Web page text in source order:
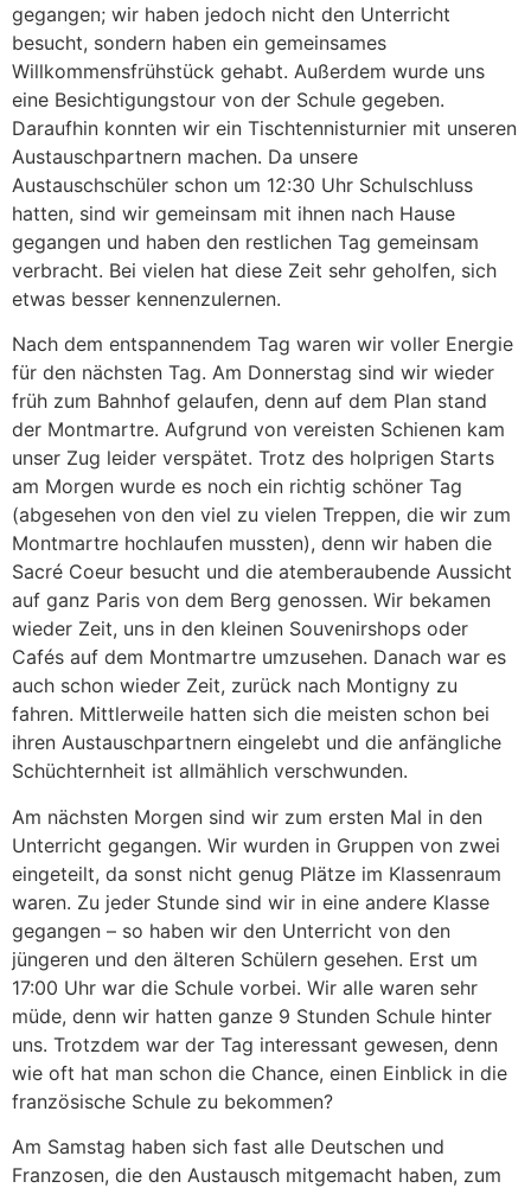
gegangen; wir haben jedoch nicht den Unterricht
besucht, sondern haben ein gemeinsames
Willkommensfrühstück gehabt. Außerdem wurde uns
eine Besichtigungstour von der Schule gegeben.
Daraufhin konnten wir ein Tischtennisturnier mit unseren
Austauschpartnern machen. Da unsere
Austauschschüler schon um 12:30 Uhr Schulschluss
hatten, sind wir gemeinsam mit ihnen nach Hause
gegangen und haben den restlichen Tag gemeinsam
verbracht. Bei vielen hat diese Zeit sehr geholfen, sich
etwas besser kennenzulernen.
Nach dem entspannendem Tag waren wir voller Energie
für den nächsten Tag. Am Donnerstag sind wir wieder
früh zum Bahnhof gelaufen, denn auf dem Plan stand
der Montmartre. Aufgrund von vereisten Schienen kam
unser Zug leider verspätet. Trotz des holprigen Starts
am Morgen wurde es noch ein richtig schöner Tag
(abgesehen von den viel zu vielen Treppen, die wir zum
Montmartre hochlaufen mussten), denn wir haben die
Sacré Coeur besucht und die atemberaubende Aussicht
auf ganz Paris von dem Berg genossen. Wir bekamen
wieder Zeit, uns in den kleinen Souvenirshops oder
Cafés auf dem Montmartre umzusehen. Danach war es
auch schon wieder Zeit, zurück nach Montigny zu
fahren. Mittlerweile hatten sich die meisten schon bei
ihren Austauschpartnern eingelebt und die anfängliche
Schüchternheit ist allmählich verschwunden.
Am nächsten Morgen sind wir zum ersten Mal in den
Unterricht gegangen. Wir wurden in Gruppen von zwei
eingeteilt, da sonst nicht genug Plätze im Klassenraum
waren. Zu jeder Stunde sind wir in eine andere Klasse
gegangen – so haben wir den Unterricht von den
jüngeren und den älteren Schülern gesehen. Erst um
17:00 Uhr war die Schule vorbei. Wir alle waren sehr
müde, denn wir hatten ganze 9 Stunden Schule hinter
uns. Trotzdem war der Tag interessant gewesen, denn
wie oft hat man schon die Chance, einen Einblick in die
französische Schule zu bekommen?
Am Samstag haben sich fast alle Deutschen und
Franzosen, die den Austausch mitgemacht haben, zum